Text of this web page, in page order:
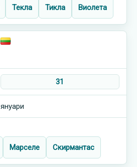
Текла Тикла Виолета
31
януари
Марселе Скирмантас